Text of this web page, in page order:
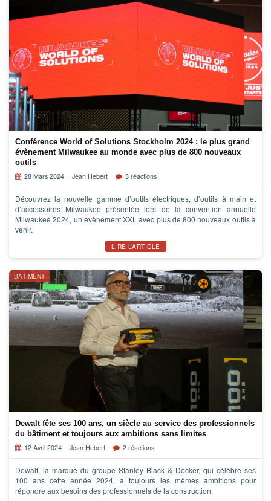
Conférence World of Solutions Stockholm 2024 : le plus grand
évènement Milwaukee au monde avec plus de 800 nouveaux
outils
28 Mars 2024
Jean Hebert 3 réactions
Découvrez la nouvelle gamme d’outils électriques, d’outils à main et
d’accessoires Milwaukee présentée lors de la convention annuelle
Milwaukee 2024, un évènement XXL avec plus de 800 nouveaux outils à
venir.
LIRE L’ARTICLE
BÂTIMENT
Dewalt fête ses 100 ans, un siècle au service des professionnels
du bâtiment et toujours aux ambitions sans limites
12 Avril 2024
Jean Hebert 2 réactions
Dewalt, la marque du groupe Stanley Black & Decker, qui célèbre ses
100 ans cette année 2024, a toujours les mêmes ambitions pour
répondre aux besoins des professionnels de la construction.